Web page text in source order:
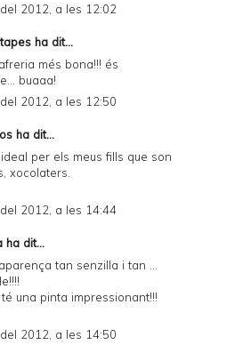
del 2012, a les 12:02
ha dit...
més bona!!! és
buaaa!
del 2012, a les 12:50
ha dit...
per els meus fills que son
xocolaters.
del 2012, a les 14:44
ha dit...
tan senzilla i tan ...
una pinta impressionant!!!
del 2012, a les 14:50